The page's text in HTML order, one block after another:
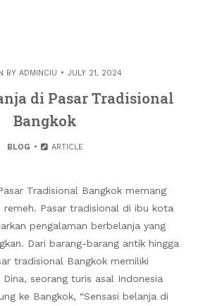
BY ADMINCIU JULY 21, 2024
di Pasar Tradisional
Bangkok
BLOG ARTICLE
Tradisional Bangkok memang
remeh. Pasar tradisional di ibu kota
pengalaman berbelanja yang
Dari barang-barang antik hingga
tradisional Bangkok memiliki
seorang turis asal Indonesia
ke Bangkok, “Sensasi belanja di